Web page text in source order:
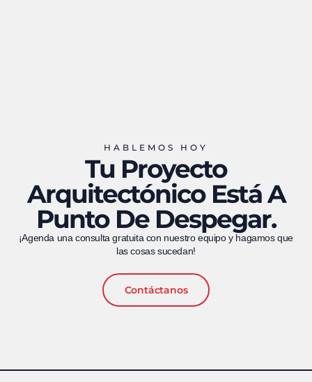
HABLEMOS HOY
Tu Proyecto
Arquitectónico Está A
Punto De Despegar.
¡Agenda una consulta gratuita con nuestro equipo y hagamos que
las cosas sucedan!
Contáctanos